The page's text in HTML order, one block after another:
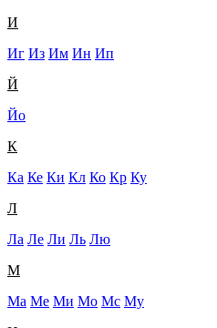
И
Иг Из Им Ин Ип
Й
Йо
К
Ка Ке Ки Кл Ко Кр Ку
Л
Ла Ле Ли Ль Лю
М
Ма Ме Ми Мо Мс Му